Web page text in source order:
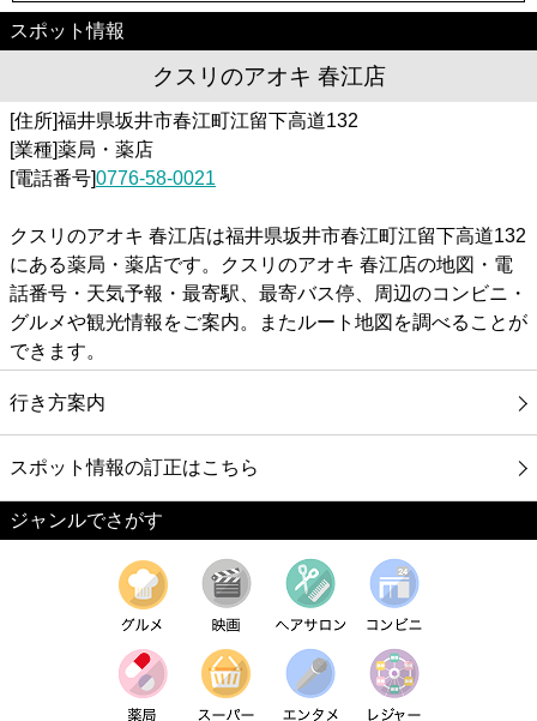
スポット情報
クスリのアオキ 春江店
[住所]福井県坂井市春江町江留下高道132
[業種]薬局・薬店
[電話番号]0776-58-0021
クスリのアオキ 春江店は福井県坂井市春江町江留下高道132
にある薬局・薬店です。クスリのアオキ 春江店の地図・電
話番号・天気予報・最寄駅、最寄バス停、周辺のコンビニ・
グルメや観光情報をご案内。またルート地図を調べることが
できます。
行き方案内
スポット情報の訂正はこちら
ジャンルでさがす